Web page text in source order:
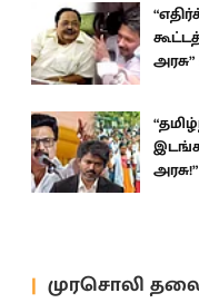
முரசொலி